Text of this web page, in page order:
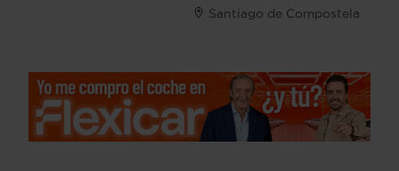
Santiago de Compostela